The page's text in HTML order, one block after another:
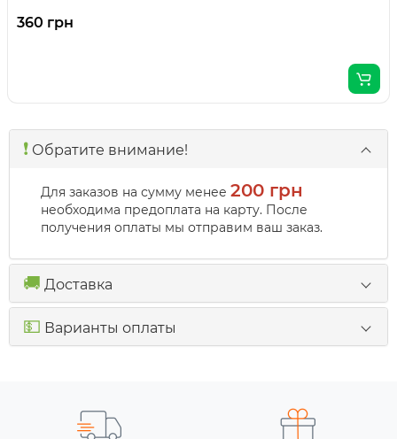
360 грн
❗️ Обратите внимание!
Для заказов на сумму менее 200 грн
необходима предоплата на карту. После
получения оплаты мы отправим ваш заказ.
🚚 Доставка
💵 Варианты оплаты